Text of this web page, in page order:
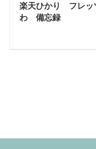
楽天ひかり フレッ
わ 備忘録